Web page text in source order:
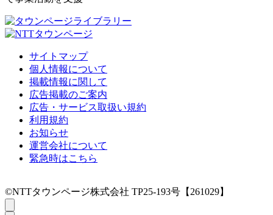
サイトマップ
個人情報について
掲載情報に関して
広告掲載のご案内
広告・サービス取扱い規約
利用規約
お知らせ
運営会社について
緊急時はこちら
©NTTタウンページ株式会社 TP25-193号【261029】